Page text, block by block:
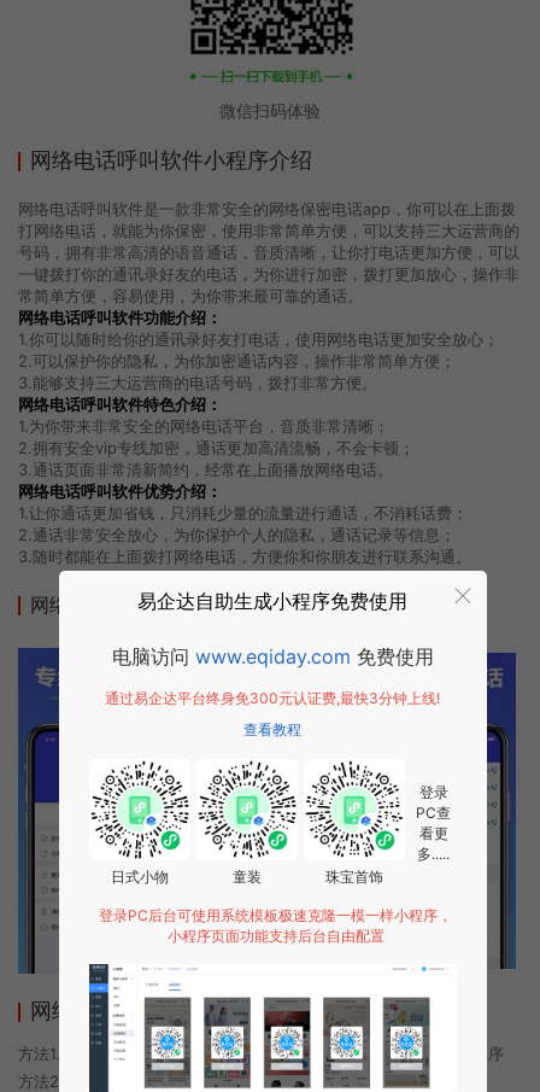
微信扫码体验
网络电话呼叫软件小程序介绍
网络电话呼叫软件是一款非常安全的网络保密电话app，你可以在上面拨
打网络电话，就能为你保密，使用非常简单方便，可以支持三大运营商的
号码，拥有非常高清的语音通话，音质清晰，让你打电话更加方便，可以
一键拨打你的通讯录好友的电话，为你进行加密，拨打更加放心，操作非
常简单方便，容易使用，为你带来最可靠的通话。
网络电话呼叫软件功能介绍：
1.你可以随时给你的通讯录好友打电话，使用网络电话更加安全放心；
2.可以保护你的隐私，为你加密通话内容，操作非常简单方便；
3.能够支持三大运营商的电话号码，拨打非常方便。
网络电话呼叫软件特色介绍：
1.为你带来非常安全的网络电话平台，音质非常清晰；
2.拥有安全vip专线加密，通话更加高清流畅，不会卡顿；
3.通话页面非常清新简约，经常在上面播放网络电话。
网络电话呼叫软件优势介绍：
1.让你通话更加省钱，只消耗少量的流量进行通话，不消耗话费；
2.通话非常安全放心，为你保护个人的隐私，通话记录等信息；
3.随时都能在上面拨打网络电话，方便你和你朋友进行联系沟通。
网络电话呼叫软件小程序截图
网络电话呼叫软件小程序使用方法
方法1. 使用微信扫描本页面上方二维码进入网络电话呼叫软件的小程序
方法2. 在微信中搜索“网络电话呼叫软件”即可进入小程序
易企达自助生成小程序免费使用
电脑访问 www.eqiday.com 免费使用
通过易企达平台终身免300元认证费,最快3分钟上线!
查看教程
日式小物 童装 珠宝首饰
登录
PC查
看更
多.....
登录PC后台可使用系统模板极速克隆一模一样小程序，
小程序页面功能支持后台自由配置